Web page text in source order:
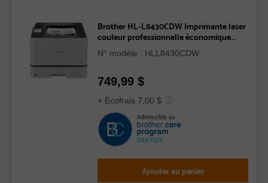
Brother HL-L8430CDW Imprimante laser
couleur professionnelle économique
avec capacités sans fil
N° modèle : HLL8430CDW
749,99 $
+ Écofrais 7,00 $
Ajouter au panier